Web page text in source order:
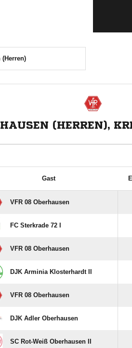
(Herren)
(HERREN),
Gast
VFR 08 Oberhausen
FC Sterkrade 72 I
VFR 08 Oberhausen
DJK Arminia Klosterhardt II
VFR 08 Oberhausen
DJK Adler Oberhausen
SC Rot-Weiß Oberhausen II